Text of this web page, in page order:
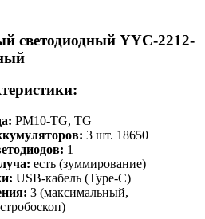
светодиодный YYC-2212-
PM10-TG, TG
3 шт. 18650
1
есть (зуммирование)
USB-кабель (Type-C)
3 (максимальный,